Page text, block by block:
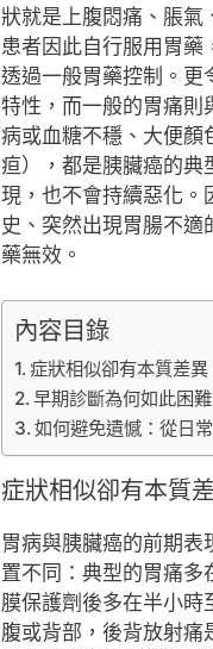
狀就是上腹悶痛、脹氣
患者因此自行服用胃
透過一般胃藥控制。更
特性，而一般的胃痛則
病或血糖不穩、大便顏
疸），都是胰臟癌的典
現，也不會持續惡化。
史、突然出現胃腸不
藥無效。
內容目錄
症狀相似卻有本質差
早期診斷為何如此困
如何避免遺憾：從日
症狀相似卻有本質
胃病與胰臟癌的前期
置不同：典型的胃痛
膜保護劑後多在半小時
腹或背部，後背放射痛